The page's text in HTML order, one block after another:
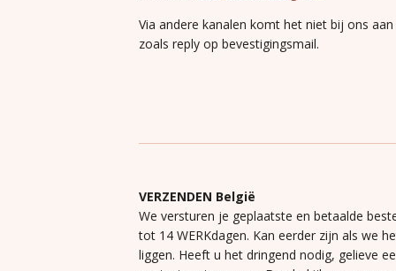
Via andere kanalen komt het niet bij ons aan
zoals reply op bevestigingsmail.
VERZENDEN België
We versturen je geplaatste en betaalde
tot 14 WERKdagen. Kan eerder zijn als we
liggen. Heeft u het dringend nodig, gelieve